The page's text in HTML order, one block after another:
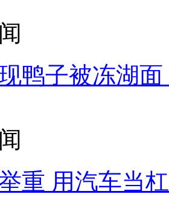
鸭子被冻湖
重 用汽车当